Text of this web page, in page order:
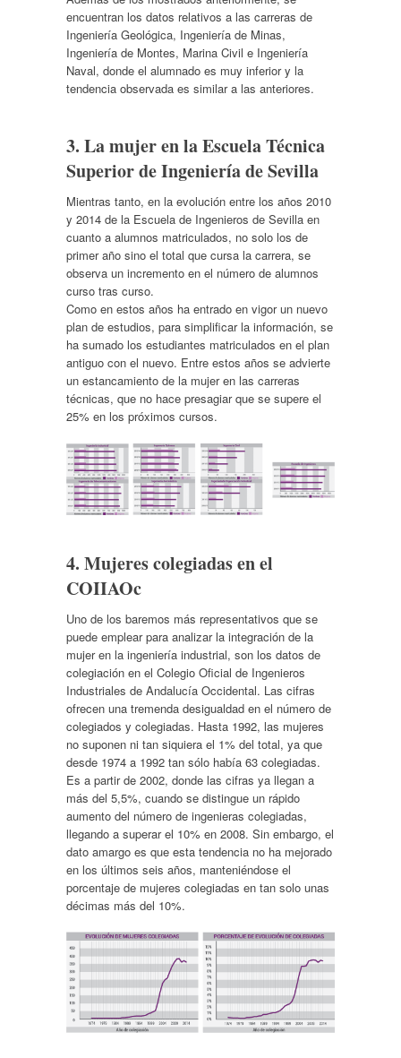
encuentran los datos relativos a las carreras de
Ingeniería Geológica, Ingeniería de Minas,
Ingeniería de Montes, Marina Civil e Ingeniería
Naval, donde el alumnado es muy inferior y la
tendencia observada es similar a las anteriores.
3. La mujer en la Escuela Técnica
Superior de Ingeniería de Sevilla
Mientras tanto, en la evolución entre los años 2010
y 2014 de la Escuela de Ingenieros de Sevilla en
cuanto a alumnos matriculados, no solo los de
primer año sino el total que cursa la carrera, se
observa un incremento en el número de alumnos
curso tras curso.
Como en estos años ha entrado en vigor un nuevo
plan de estudios, para simplificar la información, se
ha sumado los estudiantes matriculados en el plan
antiguo con el nuevo. Entre estos años se advierte
un estancamiento de la mujer en las carreras
técnicas, que no hace presagiar que se supere el
25% en los próximos cursos.
4. Mujeres colegiadas en el
COIIAOc
Uno de los baremos más representativos que se
puede emplear para analizar la integración de la
mujer en la ingeniería industrial, son los datos de
colegiación en el Colegio Oficial de Ingenieros
Industriales de Andalucía Occidental. Las cifras
ofrecen una tremenda desigualdad en el número de
colegiados y colegiadas. Hasta 1992, las mujeres
no suponen ni tan siquiera el 1% del total, ya que
desde 1974 a 1992 tan sólo había 63 colegiadas.
Es a partir de 2002, donde las cifras ya llegan a
más del 5,5%, cuando se distingue un rápido
aumento del número de ingenieras colegiadas,
llegando a superar el 10% en 2008. Sin embargo, el
dato amargo es que esta tendencia no ha mejorado
en los últimos seis años, manteniéndose el
porcentaje de mujeres colegiadas en tan solo unas
décimas más del 10%.